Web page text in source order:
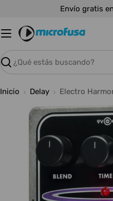
contenido
Envío gratis
Buscar
Inicio Delay Electro